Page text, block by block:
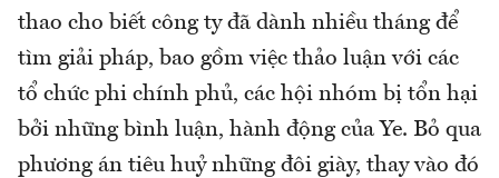
thao cho biết công ty đã dành nhiều tháng để
tìm giải pháp, bao gồm việc thảo luận với các
tổ chức phi chính phủ, các hội nhóm bị tổn hại
bởi những bình luận, hành động của Ye. Bỏ qua
phương án tiêu huỷ những đôi giày, thay vào đó